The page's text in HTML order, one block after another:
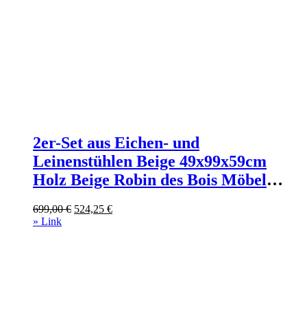
2er-Set aus Eichen- und
Leinenstühlen Beige 49x99x59cm
Holz Beige Robin des Bois Möbel
699,00€ Ursprünglicher
524,25 €Aktueller
» Link